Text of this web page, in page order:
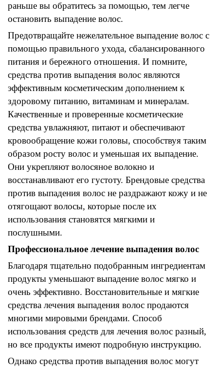
раньше вы обратитесь за помощью, тем легче
остановить выпадение волос.
Предотвращайте нежелательное выпадение волос с
помощью правильного ухода, сбалансированного
питания и бережного отношения. И помните,
средства против выпадения волос являются
эффективным косметическим дополнением к
здоровому питанию, витаминам и минералам.
Качественные и проверенные косметические
средства увлажняют, питают и обеспечивают
кровообращение кожи головы, способствуя таким
образом росту волос и уменьшая их выпадение.
Они укрепляют волосяное волокно и
восстанавливают его густоту. Брендовые средства
против выпадения волос не раздражают кожу и не
отягощают волосы, которые после их
использования становятся мягкими и
послушными.
Профессиональное лечение выпадения волос
Благодаря тщательно подобранным ингредиентам
продукты уменьшают выпадение волос мягко и
очень эффективно. Восстановительные и мягкие
средства лечения выпадения волос продаются
многими мировыми брендами. Способ
использования средств для лечения волос разный,
но все продукты имеют подробную инструкцию.
Однако средства против выпадения волос могут